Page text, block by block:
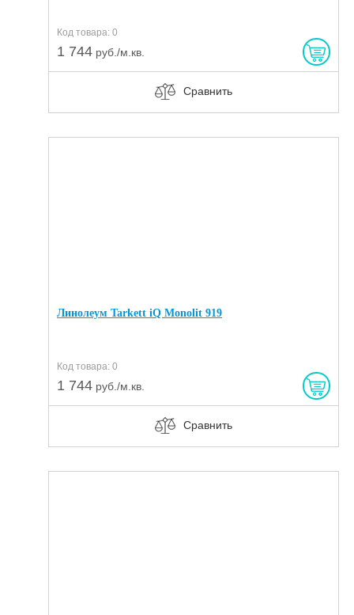
Код товара: 0
1 744 руб./м.кв.
Сравнить
Линолеум Tarkett iQ Monolit 919
Код товара: 0
1 744 руб./м.кв.
Сравнить